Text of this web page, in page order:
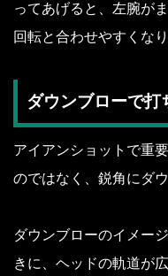
ってあげると、左腕が
回転と合わせやすくなり
ダウンブローで打
アイアンショットで重
のではなく、鋭角にダ
ダウンブローのイメー
きに、ヘッドの軌道が